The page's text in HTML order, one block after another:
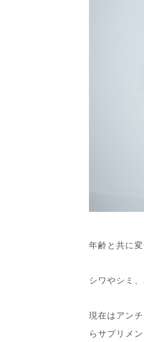
年齢と共に
シワやシミ
現在はアン
らサプリメ